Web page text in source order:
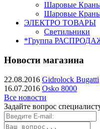
Шаровые
Шаровые
ЭЛЕКТРО ТОВАРЫ
Светильники
*Группа
Новости магазина
22.08.2016 Gidrolock Bugatti
16.07.2016 Osko 8000
Все новости
Задайте вопрос